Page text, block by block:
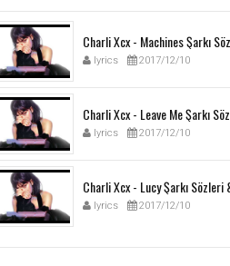
Charli Xcx - Machines Şarkı
lyrics 2017/12/10
Charli Xcx - Leave Me Şarkı
lyrics 2017/12/10
Charli Xcx - Lucy Şarkı Sözleri
lyrics 2017/12/10